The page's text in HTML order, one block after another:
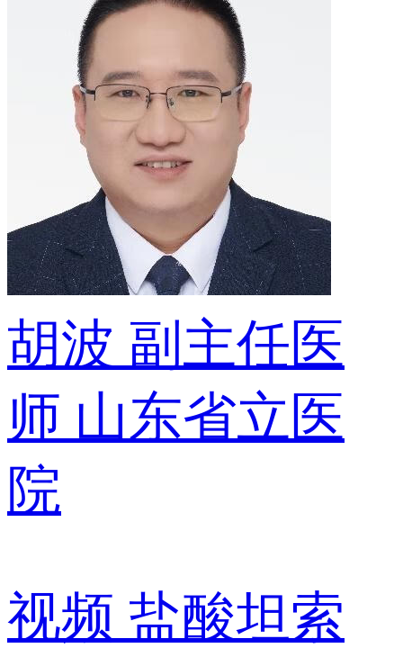
胡波 副主任医
师 山东省立医
院
视频 盐酸坦索